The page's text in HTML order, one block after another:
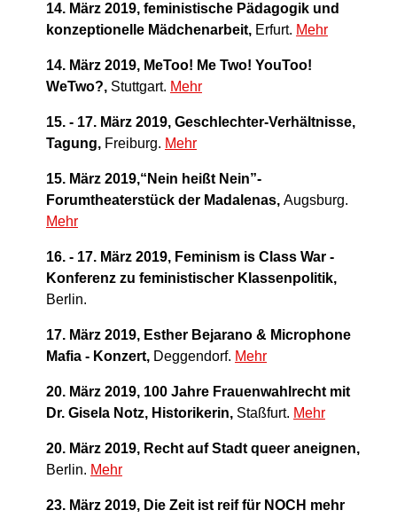
14. März 2019, feministische Pädagogik und
konzeptionelle Mädchenarbeit, Erfurt. Mehr
14. März 2019, MeToo! Me Two! YouToo!
WeTwo?, Stuttgart. Mehr
15. - 17. März 2019, Geschlechter-Verhältnisse,
Tagung, Freiburg. Mehr
15. März 2019,“Nein heißt Nein”-
Forumtheaterstück der Madalenas, Augsburg.
Mehr
16. - 17. März 2019, Feminism is Class War -
Konferenz zu feministischer Klassenpolitik,
Berlin.
17. März 2019, Esther Bejarano & Microphone
Mafia - Konzert, Deggendorf. Mehr
20. März 2019, 100 Jahre Frauenwahlrecht mit
Dr. Gisela Notz, Historikerin, Staßfurt. Mehr
20. März 2019, Recht auf Stadt queer aneignen,
Berlin. Mehr
23. März 2019, Die Zeit ist reif für NOCH mehr